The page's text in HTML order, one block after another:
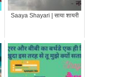
Saaya Shayari | साया शायरी